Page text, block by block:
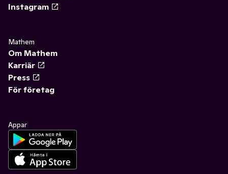
Instagram
Mathem
Om Mathem
Karriär
Press
För företag
Appar